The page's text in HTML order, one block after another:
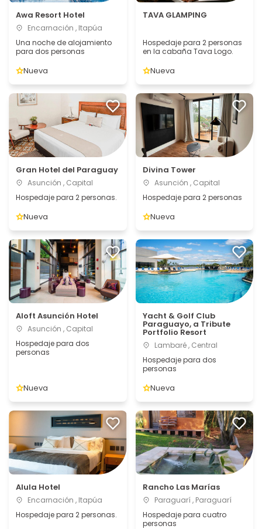
Awa Resort Hotel
Encarnación , Itapúa
Una noche de alojamiento
para dos personas
Nueva
TAVA GLAMPING
Hospedaje para 2 personas
en la cabaña Tava Logo.
Nueva
Gran Hotel del Paraguay
Asunción , Capital
Hospedaje para 2 personas.
Nueva
Divina Tower
Asunción , Capital
Hospedaje para 2 personas
Nueva
Aloft Asunción Hotel
Asunción , Capital
Hospedaje para dos
personas
Nueva
Yacht & Golf Club
Paraguayo, a Tribute
Portfolio Resort
Lambaré , Central
Hospedaje para dos
personas
Nueva
Alula Hotel
Encarnación , Itapúa
Hospedaje para 2 personas.
Rancho Las Marías
Paraguarí , Paraguarí
Hospedaje para cuatro
personas